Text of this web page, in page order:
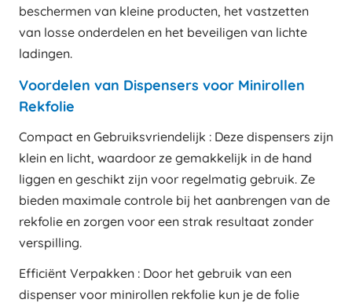
beschermen van kleine producten, het vastzetten
van losse onderdelen en het beveiligen van lichte
ladingen.
Voordelen van Dispensers voor Minirollen
Rekfolie
Compact en Gebruiksvriendelijk : Deze dispensers zijn
klein en licht, waardoor ze gemakkelijk in de hand
liggen en geschikt zijn voor regelmatig gebruik. Ze
bieden maximale controle bij het aanbrengen van de
rekfolie en zorgen voor een strak resultaat zonder
verspilling.
Efficiënt Verpakken : Door het gebruik van een
dispenser voor minirollen rekfolie kun je de folie